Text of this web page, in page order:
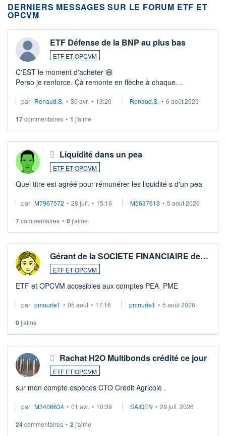
DERNIERS MESSAGES SUR LE FORUM ETF ET
OPCVM
ETF Défense de la BNP au plus bas
ETF ET OPCVM
C'EST le moment d'acheter 😄​
Perso je renforce. Çà remonte en flèche à chaque
Investissement long terme tip top pour sa retraite.
par Renaud.S. • 30 avr. • 13:20 Renaud.S. • 6 août 2026
17commentaires • 1 j'aime
Liquidité dans un pea
ETF ET OPCVM
Quel titre est agréé pour rémunérer les liquidité s d'un pea
par M7967572 • 28 juil. • 15:16 M5637613 • 5 août 2026
7commentaires • 0j'aime
Gérant de la SOCIETE FINANCIAIRE de…
ETF ET OPCVM
ETF et OPCVM accesibles aux comptes PEA_PME
par pmourie1 • 05 août • 17:16 pmourie1 • 5 août 2026
0j'aime
Rachat H2O Multibonds crédité ce jour
ETF ET OPCVM
sur mon compte espèces CTO Crédit Agricole .
par M3406634 • 01 avr. • 10:39 SAIQEN • 29 juil. 2026
24commentaires • 2 j'aime